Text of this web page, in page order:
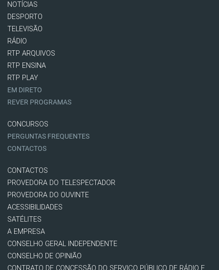
NOTÍCIAS
DESPORTO
TELEVISÃO
RÁDIO
RTP ARQUIVOS
RTP ENSINA
RTP PLAY
EM DIRETO
REVER PROGRAMAS
CONCURSOS
PERGUNTAS FREQUENTES
CONTACTOS
CONTACTOS
PROVEDORA DO TELESPECTADOR
PROVEDORA DO OUVINTE
ACESSIBILIDADES
SATÉLITES
A EMPRESA
CONSELHO GERAL INDEPENDENTE
CONSELHO DE OPINIÃO